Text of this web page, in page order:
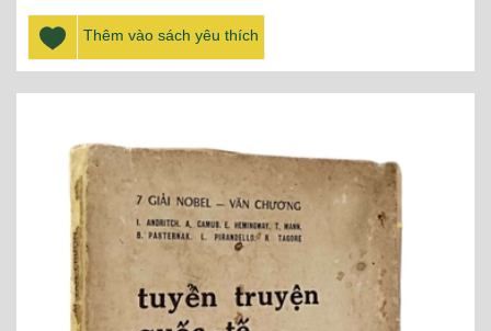
Thêm vào sách yêu thích